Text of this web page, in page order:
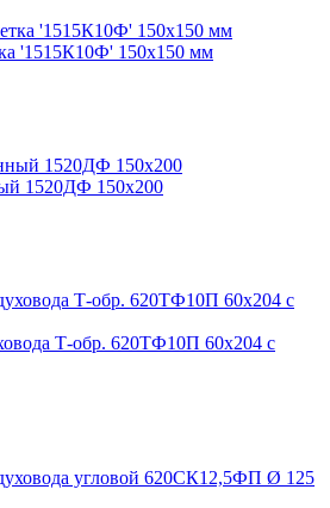
'1515К10Ф' 150х150 мм
1520ДФ 150х200
Т-обр. 620ТФ10П 60х204 с